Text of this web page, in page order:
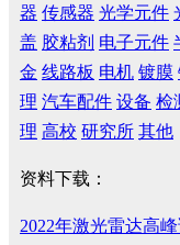
器 传感器 光学元件
盖 胶粘剂 电子元件
金 线路板 电机 镀膜
理 汽车配件 设备 检
理 高校 研究所 其他
资料下载：
2022年激光雷达高